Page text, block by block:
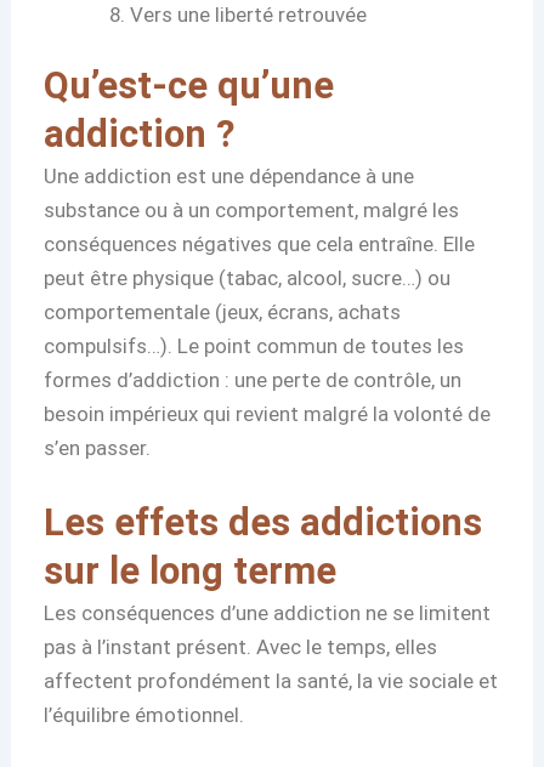
Vers une liberté retrouvée
Qu’est-ce qu’une
addiction ?
Une addiction est une dépendance à une
substance ou à un comportement, malgré les
conséquences négatives que cela entraîne. Elle
peut être physique (tabac, alcool, sucre…) ou
comportementale (jeux, écrans, achats
compulsifs…). Le point commun de toutes les
formes d’addiction : une perte de contrôle, un
besoin impérieux qui revient malgré la volonté de
s’en passer.
Les effets des addictions
sur le long terme
Les conséquences d’une addiction ne se limitent
pas à l’instant présent. Avec le temps, elles
affectent profondément la santé, la vie sociale et
l’équilibre émotionnel.